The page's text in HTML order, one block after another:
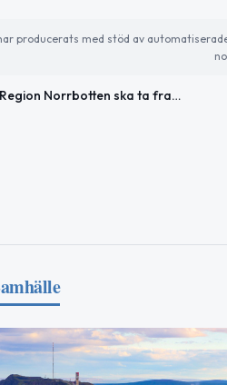
producerats med stöd av
Region Norrbotten ska ta fram handlingsplan mot välfärdsbrott och hot i vården